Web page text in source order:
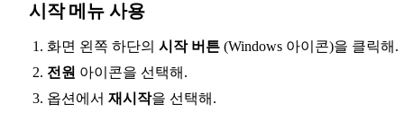
시작 메뉴 사용
화면 왼쪽 하단의 시작 버튼 (Windows 아이콘)을 클릭해.
전원 아이콘을 선택해.
옵션에서 재시작을 선택해.